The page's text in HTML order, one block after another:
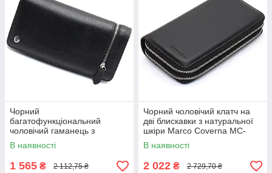
Чорний
багатофункціональний
чоловічий гаманець з
натуральної шкіри МС291
В наявності
1 565 ₴ 2 112,75 ₴
Чорний чоловічий клатч на
дві блискавки з натуральної
шкіри Marco Coverna MC-
801-1
В наявності
2 022 ₴ 2 729,70 ₴